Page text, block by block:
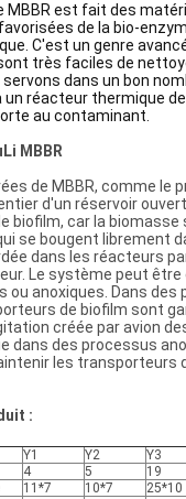
MBBR est fait des
de la bio-
C'est un genre
très faciles de
dans un bon
un réacteur thermique
au contaminant.
MBBR
de MBBR, comme le
d'un réservoir
biofilm, car la biomasse
se bougent librement
dans les réacteurs
Le système peut être
ou anoxiques. Dans des
de biofilm sont
créée par avion
dans des processus
les transporteurs
:
Y1 Y2 Y3
4 5 19
11*7 10*7 25*10